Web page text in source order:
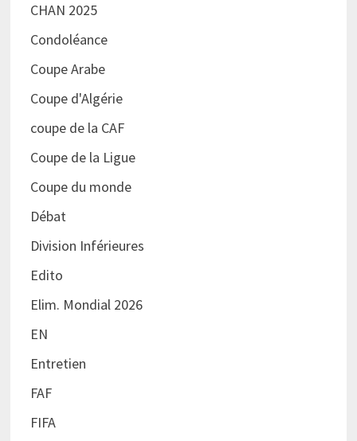
CHAN 2025
Condoléance
Coupe Arabe
Coupe d'Algérie
coupe de la CAF
Coupe de la Ligue
Coupe du monde
Débat
Division Inférieures
Edito
Elim. Mondial 2026
EN
Entretien
FAF
FIFA